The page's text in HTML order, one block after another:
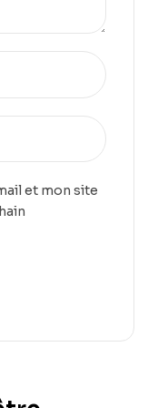
et mon site